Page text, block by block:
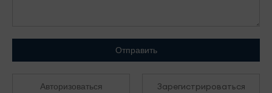
Отправить
Авторизоваться Зарегистрироваться